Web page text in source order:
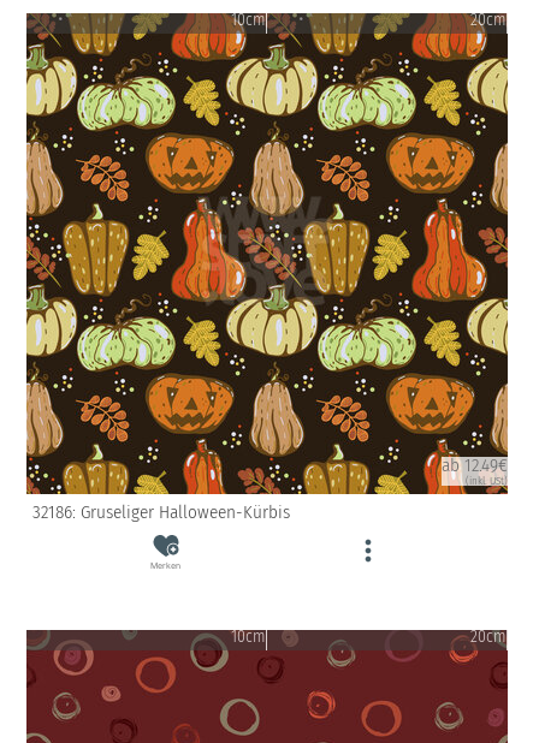
10cm 20cm
ab 12.49€
(inkl. USt)
32186: Gruseliger Halloween-Kürbis
Merken
10cm 20cm